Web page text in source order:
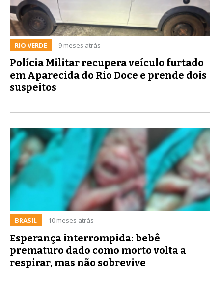
RIO VERDE 9 meses atrás
Polícia Militar recupera veículo furtado
em Aparecida do Rio Doce e prende dois
suspeitos
BRASIL 10 meses atrás
Esperança interrompida: bebê
prematuro dado como morto volta a
respirar, mas não sobrevive